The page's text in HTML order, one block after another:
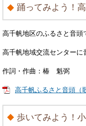
踊ってみよう！
高千帆地区のふるさと音頭
高千帆地域交流センターに
作詞・作曲：椿 魁弼
高千帆ふるさと音頭（
歩いてみよう！